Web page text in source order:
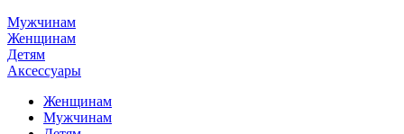
Мужчинам
Женщинам
Детям
Аксессуары
Женщинам
Мужчинам